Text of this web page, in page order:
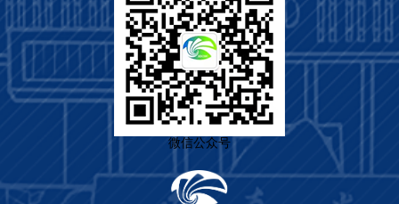
微信公众号